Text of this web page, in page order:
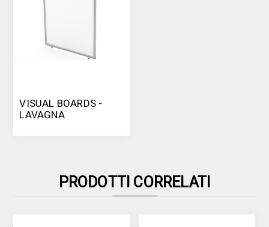
VISUAL BOARDS -
LAVAGNA
PRODOTTI CORRELATI